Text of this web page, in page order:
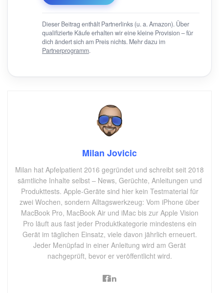
Dieser Beitrag enthält Partnerlinks (u. a. Amazon). Über
qualifizierte Käufe erhalten wir eine kleine Provision – für
dich ändert sich am Preis nichts. Mehr dazu im
Partnerprogramm.
Milan Jovicic
Milan hat Apfelpatient 2016 gegründet und schreibt seit 2018
sämtliche Inhalte selbst – News, Gerüchte, Anleitungen und
Produkttests. Apple-Geräte sind hier kein Testmaterial für
zwei Wochen, sondern Alltagswerkzeug: Vom iPhone über
MacBook Pro, MacBook Air und iMac bis zur Apple Vision
Pro läuft aus fast jeder Produktkategorie mindestens ein
Gerät im täglichen Einsatz, viele davon jährlich erneuert.
Jeder Menüpfad in einer Anleitung wird am Gerät
nachgeprüft, bevor er veröffentlicht wird.